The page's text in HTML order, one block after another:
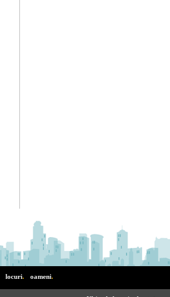
locuri. oameni.